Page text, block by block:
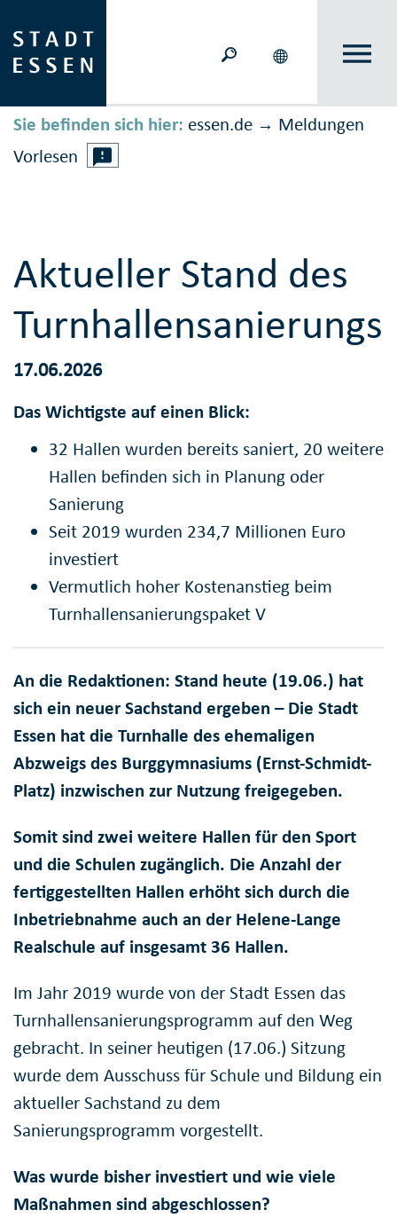
Sie befinden sich hier: essen.de → Meldungen
Vorlesen
Aktueller Stand des
17.06.2026
Das Wichtigste auf einen Blick:
32 Hallen wurden bereits saniert, 20 weitere
Hallen befinden sich in Planung oder
Sanierung
Seit 2019 wurden 234,7 Millionen Euro
investiert
Vermutlich hoher Kostenanstieg beim
Turnhallensanierungspaket V
An die Redaktionen: Stand heute (19.06.) hat
sich ein neuer Sachstand ergeben – Die Stadt
Essen hat die Turnhalle des ehemaligen
Abzweigs des Burggymnasiums (Ernst-Schmidt-
Platz) inzwischen zur Nutzung freigegeben.
Somit sind zwei weitere Hallen für den Sport
und die Schulen zugänglich. Die Anzahl der
fertiggestellten Hallen erhöht sich durch die
Inbetriebnahme auch an der Helene-Lange
Realschule auf insgesamt 36 Hallen.
Im Jahr 2019 wurde von der Stadt Essen das
Turnhallensanierungsprogramm auf den Weg
gebracht. In seiner heutigen (17.06.) Sitzung
wurde dem Ausschuss für Schule und Bildung ein
aktueller Sachstand zu dem
Sanierungsprogramm vorgestellt.
Was wurde bisher investiert und wie viele
Maßnahmen sind abgeschlossen?